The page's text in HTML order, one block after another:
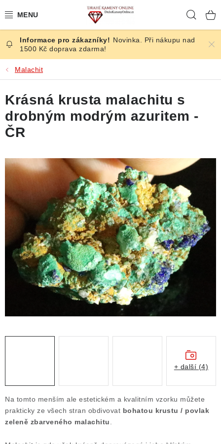
na
ČESKÉ KAMENY
ŠPERKY
KAMENY ZE SVĚTA
BROUŠENÉ
ÚČINKY
KRYSTALY
ČLÁNKY
NALEZIŠTĚ
NÁŠ PŘÍBĚH
Výkup minerálů a drahých kamenů
Formulář pro uplatnění reklamace
Novinka. Při nákupu nad
1500 Kč doprava zdarma!
Malachit
Na tomto menším ale estetickém a kvalitním vzorku můžete
prakticky ze všech stran obdivovat bohatou krustu / povlak
zeleně zbarveného malachitu
Krásná krusta malachitu s
drobným modrým azuritem -
ČR
+ další (4)